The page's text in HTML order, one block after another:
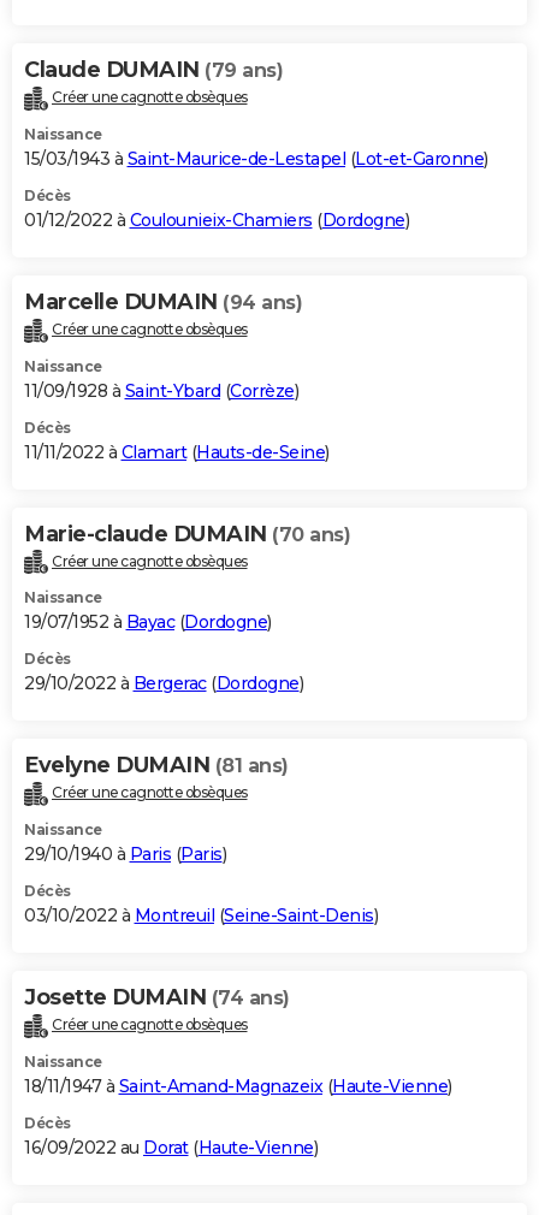
Claude DUMAIN (79 ans)
Créer une cagnotte obsèques
Naissance
15/03/1943 à Saint-Maurice-de-Lestapel (Lot-et-Garonne)
Décès
01/12/2022 à Coulounieix-Chamiers (Dordogne)
Marcelle DUMAIN (94 ans)
Créer une cagnotte obsèques
Naissance
11/09/1928 à Saint-Ybard (Corrèze)
Décès
11/11/2022 à Clamart(Hauts-de-Seine)
Marie-claude DUMAIN (70 ans)
Créer une cagnotte obsèques
Naissance
19/07/1952 à Bayac(Dordogne)
Décès
29/10/2022 à Bergerac(Dordogne)
Evelyne DUMAIN (81 ans)
Créer une cagnotte obsèques
Naissance
29/10/1940 à Paris (Paris)
Décès
03/10/2022 à Montreuil (Seine-Saint-Denis)
Josette DUMAIN (74 ans)
Créer une cagnotte obsèques
Naissance
18/11/1947 à Saint-Amand-Magnazeix(Haute-Vienne)
Décès
16/09/2022 au Dorat(Haute-Vienne)